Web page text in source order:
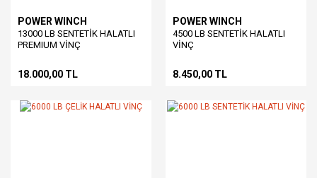
POWER WINCH
13000 LB SENTETİK HALATLI
PREMIUM VİNÇ
18.000,00 TL
POWER WINCH
4500 LB SENTETİK HALATLI
VİNÇ
8.450,00 TL